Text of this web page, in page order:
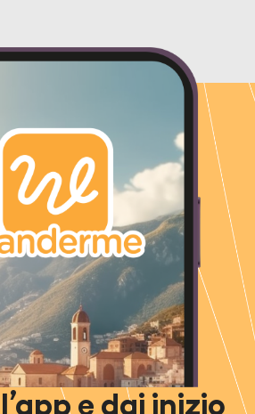
e dai inizio